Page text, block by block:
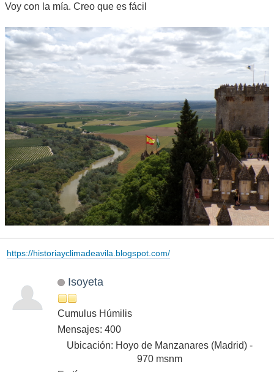
Voy con la mía. Creo que es fácil
https://historiayclimadeavila.blogspot.com/
Isoyeta
Cumulus Húmilis
Mensajes: 400
Ubicación: Hoyo de Manzanares (Madrid) -
970 msnm